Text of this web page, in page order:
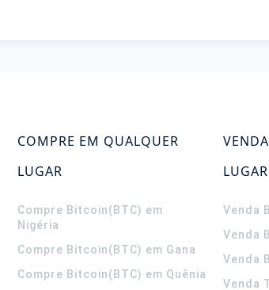
COMPRE EM QUALQUER
LUGAR
Compre Bitcoin(BTC) em
Nigéria
Compre Bitcoin(BTC) em Gana
Compre Bitcoin(BTC) em Quênia
LUGAR
Venda
Venda
Venda
Venda